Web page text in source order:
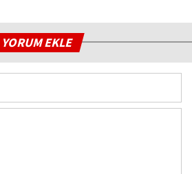
YORUM EKLE